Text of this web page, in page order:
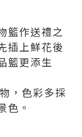
籃作送禮之
插上鮮花後
籃更添生
，色彩多採
色。